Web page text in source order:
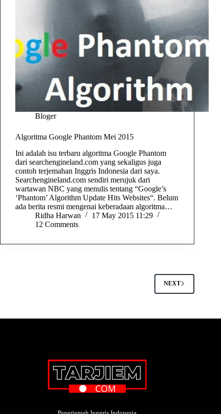
Bloger
Algoritma Google Phantom Mei 2015
Ini adalah isu terbaru algoritma Google Phantom
dari searchengineland.com yang sekaligus juga
contoh terjemahan Inggris Indonesia dari saya.
Searchengineland.com sendiri merujuk dari
wartawan NBC yang menulis tentang “Google’s
‘Phantom’ Algorithm Update Hits Websites“. Belum
ada berita resmi mengenai keberadaan algoritma…
Ridha Harwan
17 May 2015 11:29
12 Comments
NEXT